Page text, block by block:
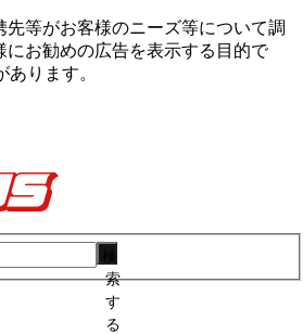
先等がお客様のニーズ等について調
にお勧めの広告を表⽰する⽬的で
あります。
索
す
る